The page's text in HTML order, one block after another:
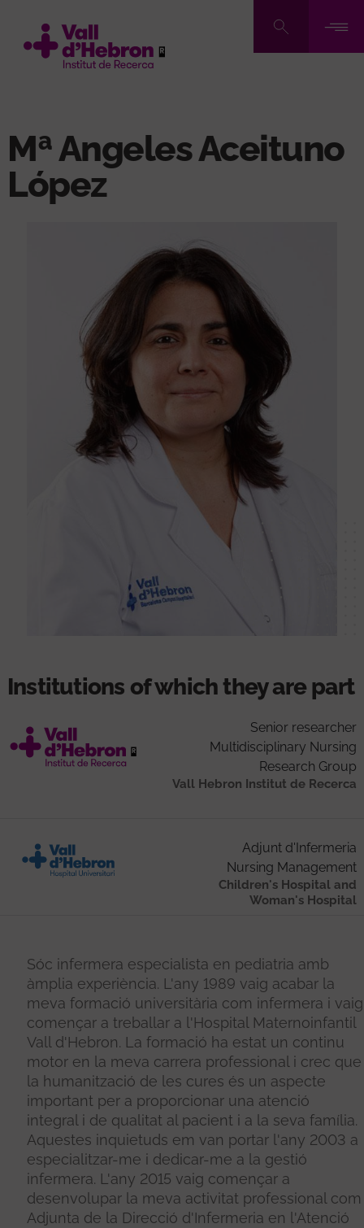
main
Mª Angeles Aceituno
López
Institutions of which they are part
Senior researcher
Multidisciplinary Nursing
Research Group
Vall Hebron Institut de Recerca
Adjunt d'Infermeria
Nursing Management
Children's Hospital and
Woman's Hospital
Sóc infermera especialista en pediatria amb
àmplia experiència. L'any 1989 vaig acabar la
meva formació universitària com infermera i vaig
començar a treballar a l'Hospital Maternoinfantil
Vall d'Hebron. La formació ha estat un continu
motor en la meva carrera professional i crec que
la humanització de les cures és un aspecte
important per a proporcionar una atenció
integral i de qualitat al pacient i a la seva família.
Aquestes inquietuds em van portar l'any 2003 a
especialitzar-me i dedicar-me a la gestió
infermera. L'any 2015 vaig començar a
desenvolupar la meva activitat professional com
Adjunta de la Direcció d'Infermeria en l'Atenció